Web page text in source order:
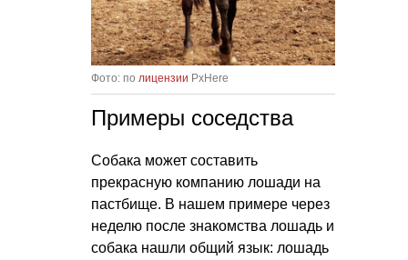
Фото: по лицензии PxHere
Примеры соседства
Собака может составить
прекрасную компанию лошади на
пастбище. В нашем примере через
неделю после знакомства лошадь и
собака нашли общий язык: лошадь